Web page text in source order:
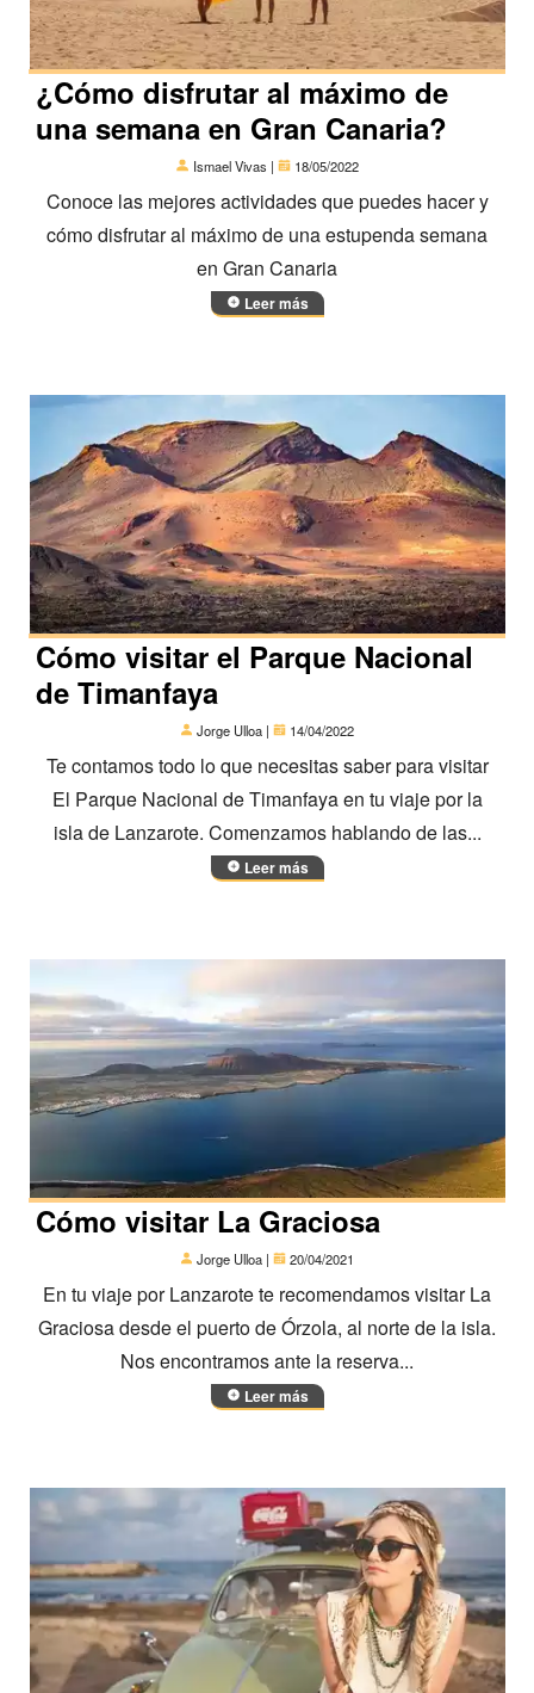
¿Cómo disfrutar al máximo de
una semana en Gran Canaria?
Ismael Vivas | 18/05/2022
Conoce las mejores actividades que puedes hacer y
cómo disfrutar al máximo de una estupenda semana
en Gran Canaria
Leer más
Cómo visitar el Parque Nacional
de Timanfaya
Jorge Ulloa | 14/04/2022
Te contamos todo lo que necesitas saber para visitar
El Parque Nacional de Timanfaya en tu viaje por la
isla de Lanzarote. Comenzamos hablando de las...
Leer más
Cómo visitar La Graciosa
Jorge Ulloa | 20/04/2021
En tu viaje por Lanzarote te recomendamos visitar La
Graciosa desde el puerto de Órzola, al norte de la isla.
Nos encontramos ante la reserva...
Leer más